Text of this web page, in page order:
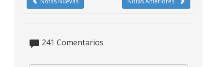
241 Comentarios